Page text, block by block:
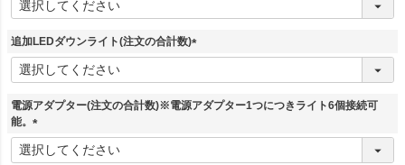
)
追加LEDダウンライト(注文の合計数)
(
)
電源アダプター(注文の合計数)※電源アダプター1つにつきライト6個接続可
能。
(
必